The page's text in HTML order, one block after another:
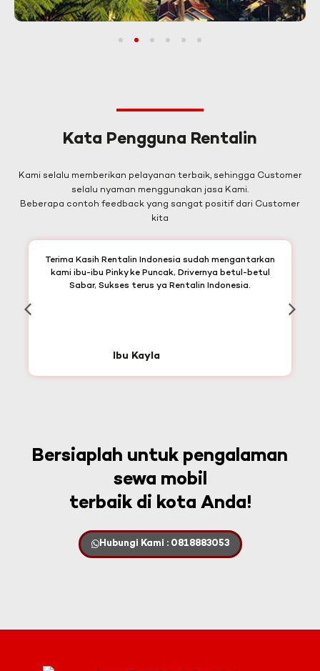
3 4 5 6
Kata Pengguna Rentalin
Kami selalu memberikan pelayanan terbaik, sehingga Customer
selalu nyaman menggunakan jasa Kami.
Beberapa contoh feedback yang sangat positif dari Customer
kita
Terima Kasih Rentalin Indonesia sudah mengantarkan
kami ibu-ibu Pinky ke Puncak, Drivernya betul-betul
Sabar, Sukses terus ya Rentalin Indonesia.
Ibu Kayla
Bersiaplah untuk pengalaman
sewa mobil
terbaik di kota Anda!
Hubungi Kami : 0818883053